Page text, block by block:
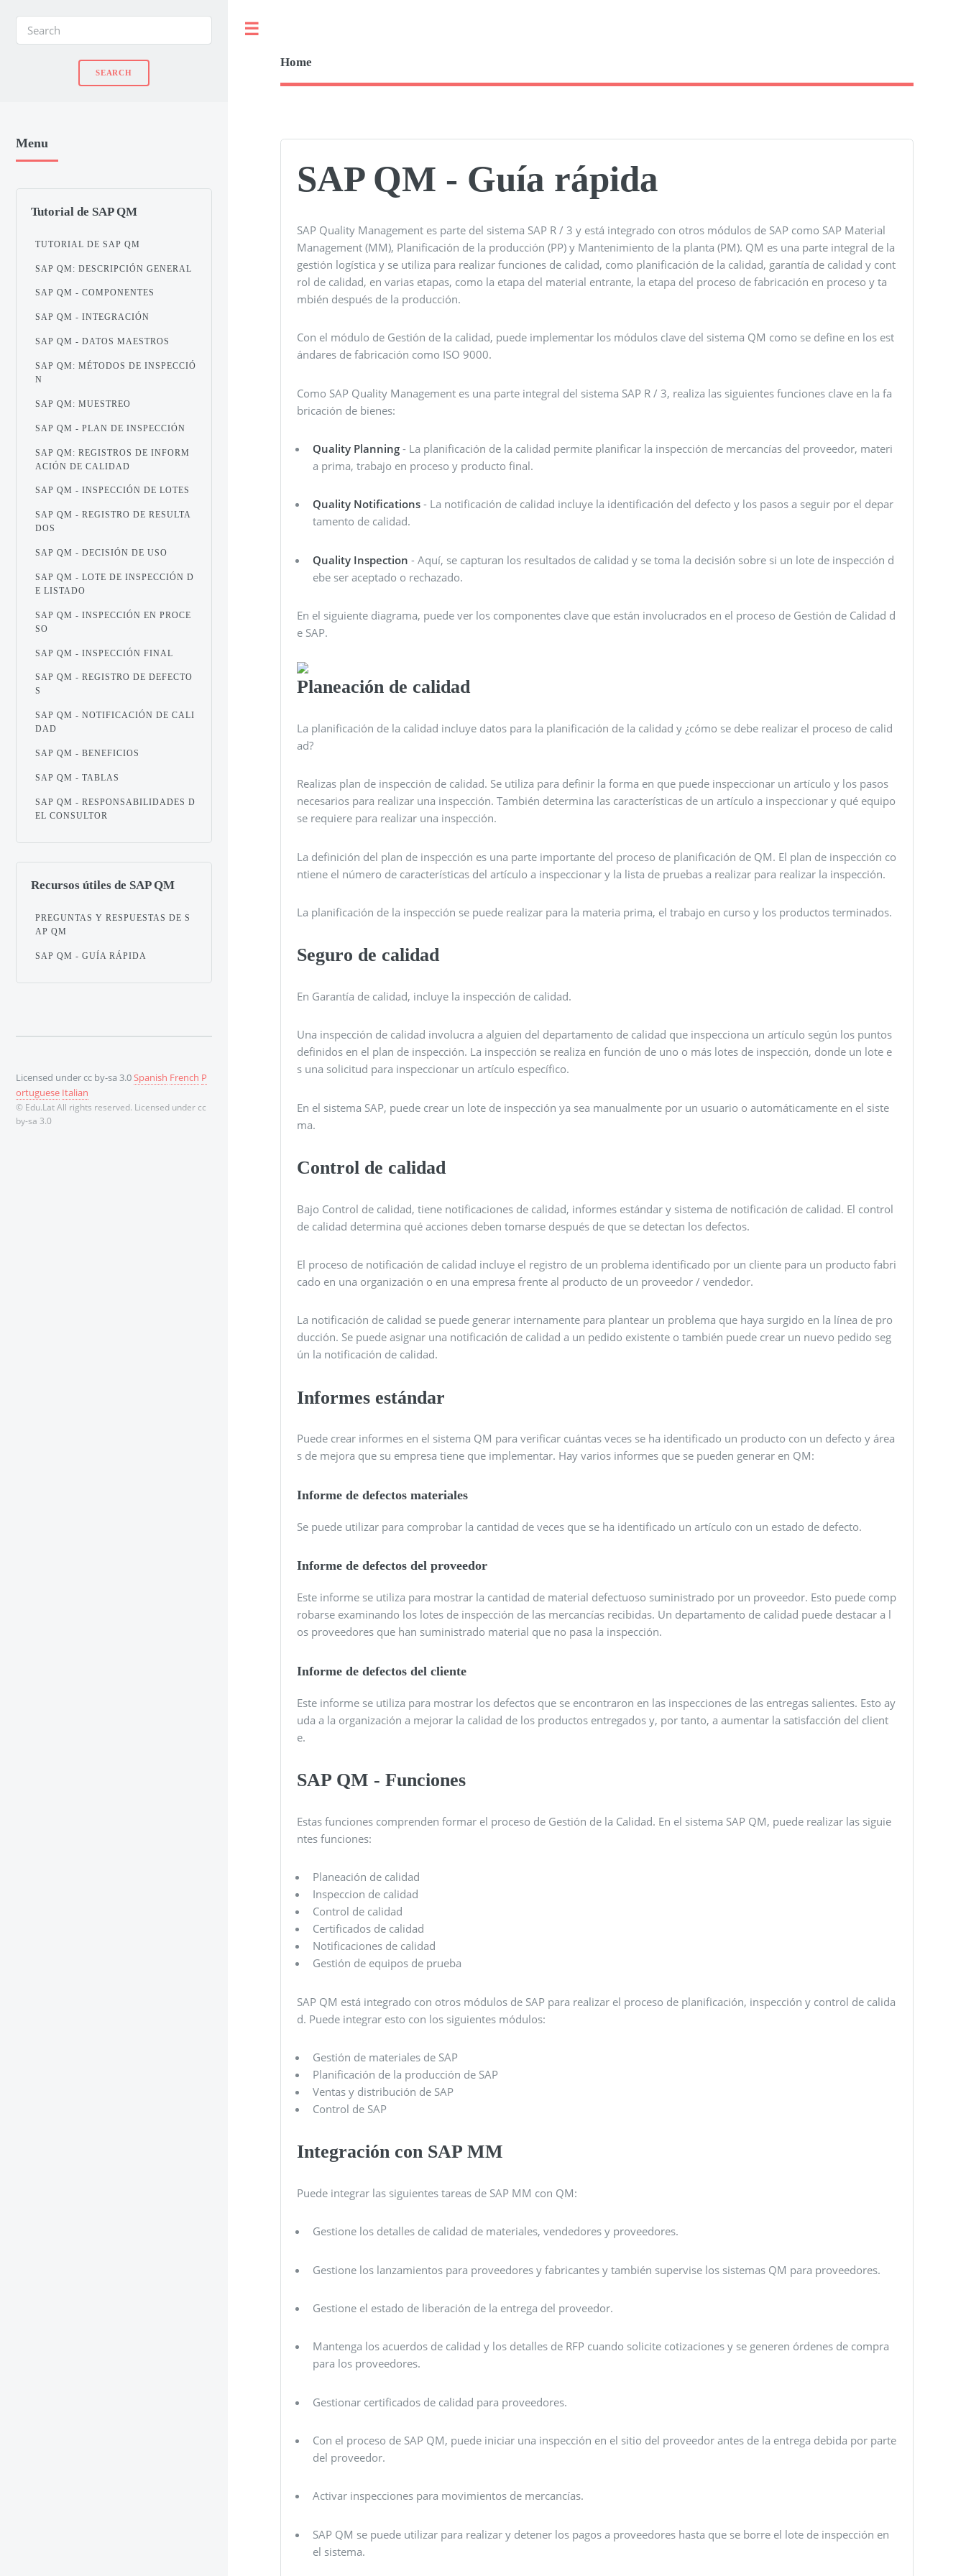
Home
SAP QM - Guía rápida
SAP Quality Management es parte del sistema SAP R / 3 y está integrado con otros módulos de SAP como SAP Material
Management (MM), Planificación de la producción (PP) y Mantenimiento de la planta (PM). QM es una parte integral de la
gestión logística y se utiliza para realizar funciones de calidad, como planificación de la calidad, garantía de calidad y cont
rol de calidad, en varias etapas, como la etapa del material entrante, la etapa del proceso de fabricación en proceso y ta
mbién después de la producción.
Con el módulo de Gestión de la calidad, puede implementar los módulos clave del sistema QM como se define en los est
ándares de fabricación como ISO 9000.
Como SAP Quality Management es una parte integral del sistema SAP R / 3, realiza las siguientes funciones clave en la fa
bricación de bienes:
Quality Planning - La planificación de la calidad permite planificar la inspección de mercancías del proveedor, materi
a prima, trabajo en proceso y producto final.
Quality Notifications - La notificación de calidad incluye la identificación del defecto y los pasos a seguir por el depar
tamento de calidad.
Quality Inspection - Aquí, se capturan los resultados de calidad y se toma la decisión sobre si un lote de inspección d
ebe ser aceptado o rechazado.
En el siguiente diagrama, puede ver los componentes clave que están involucrados en el proceso de Gestión de Calidad d
e SAP.
Planeación de calidad
La planificación de la calidad incluye datos para la planificación de la calidad y ¿cómo se debe realizar el proceso de calid
ad?
Realizas plan de inspección de calidad. Se utiliza para definir la forma en que puede inspeccionar un artículo y los pasos
necesarios para realizar una inspección. También determina las características de un artículo a inspeccionar y qué equipo
se requiere para realizar una inspección.
La definición del plan de inspección es una parte importante del proceso de planificación de QM. El plan de inspección co
ntiene el número de características del artículo a inspeccionar y la lista de pruebas a realizar para realizar la inspección.
La planificación de la inspección se puede realizar para la materia prima, el trabajo en curso y los productos terminados.
Seguro de calidad
En Garantía de calidad, incluye la inspección de calidad.
Una inspección de calidad involucra a alguien del departamento de calidad que inspecciona un artículo según los puntos
definidos en el plan de inspección. La inspección se realiza en función de uno o más lotes de inspección, donde un lote e
s una solicitud para inspeccionar un artículo específico.
En el sistema SAP, puede crear un lote de inspección ya sea manualmente por un usuario o automáticamente en el siste
ma.
Control de calidad
Bajo Control de calidad, tiene notificaciones de calidad, informes estándar y sistema de notificación de calidad. El control
de calidad determina qué acciones deben tomarse después de que se detectan los defectos.
El proceso de notificación de calidad incluye el registro de un problema identificado por un cliente para un producto fabri
cado en una organización o en una empresa frente al producto de un proveedor / vendedor.
La notificación de calidad se puede generar internamente para plantear un problema que haya surgido en la línea de pro
ducción. Se puede asignar una notificación de calidad a un pedido existente o también puede crear un nuevo pedido seg
ún la notificación de calidad.
Informes estándar
Puede crear informes en el sistema QM para verificar cuántas veces se ha identificado un producto con un defecto y área
s de mejora que su empresa tiene que implementar. Hay varios informes que se pueden generar en QM:
Informe de defectos materiales
Se puede utilizar para comprobar la cantidad de veces que se ha identificado un artículo con un estado de defecto.
Informe de defectos del proveedor
Este informe se utiliza para mostrar la cantidad de material defectuoso suministrado por un proveedor. Esto puede comp
robarse examinando los lotes de inspección de las mercancías recibidas. Un departamento de calidad puede destacar a l
os proveedores que han suministrado material que no pasa la inspección.
Informe de defectos del cliente
Este informe se utiliza para mostrar los defectos que se encontraron en las inspecciones de las entregas salientes. Esto ay
uda a la organización a mejorar la calidad de los productos entregados y, por tanto, a aumentar la satisfacción del client
e.
SAP QM - Funciones
Estas funciones comprenden formar el proceso de Gestión de la Calidad. En el sistema SAP QM, puede realizar las siguie
ntes funciones:
Planeación de calidad
Inspeccion de calidad
Control de calidad
Certificados de calidad
Notificaciones de calidad
Gestión de equipos de prueba
SAP QM está integrado con otros módulos de SAP para realizar el proceso de planificación, inspección y control de calida
d. Puede integrar esto con los siguientes módulos:
Gestión de materiales de SAP
Planificación de la producción de SAP
Ventas y distribución de SAP
Control de SAP
Integración con SAP MM
Puede integrar las siguientes tareas de SAP MM con QM:
Gestione los detalles de calidad de materiales, vendedores y proveedores.
Gestione los lanzamientos para proveedores y fabricantes y también supervise los sistemas QM para proveedores.
Gestione el estado de liberación de la entrega del proveedor.
Mantenga los acuerdos de calidad y los detalles de RFP cuando solicite cotizaciones y se generen órdenes de compra
para los proveedores.
Gestionar certificados de calidad para proveedores.
Con el proceso de SAP QM, puede iniciar una inspección en el sitio del proveedor antes de la entrega debida por parte
del proveedor.
Activar inspecciones para movimientos de mercancías.
SAP QM se puede utilizar para realizar y detener los pagos a proveedores hasta que se borre el lote de inspección en
el sistema.
Menu
Tutorial de SAP QM
TUTORIAL DE SAP QM
SAP QM: DESCRIPCIÓN GENERAL
SAP QM - COMPONENTES
SAP QM - INTEGRACIÓN
SAP QM - DATOS MAESTROS
SAP QM: MÉTODOS DE INSPECCIÓ
N
SAP QM: MUESTREO
SAP QM - PLAN DE INSPECCIÓN
SAP QM: REGISTROS DE INFORM
ACIÓN DE CALIDAD
SAP QM - INSPECCIÓN DE LOTES
SAP QM - REGISTRO DE RESULTA
DOS
SAP QM - DECISIÓN DE USO
SAP QM - LOTE DE INSPECCIÓN D
E LISTADO
SAP QM - INSPECCIÓN EN PROCE
SO
SAP QM - INSPECCIÓN FINAL
SAP QM - REGISTRO DE DEFECTO
S
SAP QM - NOTIFICACIÓN DE CALI
DAD
SAP QM - BENEFICIOS
SAP QM - TABLAS
SAP QM - RESPONSABILIDADES D
EL CONSULTOR
Recursos útiles de SAP QM
PREGUNTAS Y RESPUESTAS DE S
AP QM
SAP QM - GUÍA RÁPIDA
Licensed under cc by-sa 3.0Spanish French P
ortuguese Italian
© Edu.Lat All rights reserved. Licensed under cc
by-sa 3.0